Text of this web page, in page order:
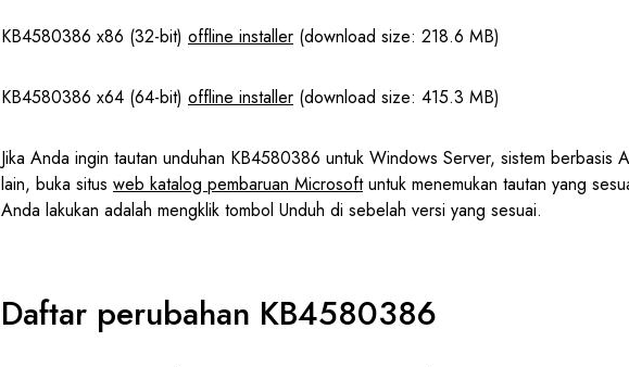
KB4580386 x86 (32-bit) offline installer (download size: 218.6 MB)
KB4580386 x64 (64-bit) offline installer (download size: 415.3 MB)
Jika Anda ingin tautan unduhan KB4580386 untuk Windows Server, sistem berbasis
lain, buka situs web katalog pembaruan Microsoftuntuk menemukan tautan yang
Anda lakukan adalah mengklik tombol Unduh di sebelah versi yang sesuai.
Daftar perubahan KB4580386